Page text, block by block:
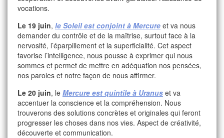
vocations.
Le 19 juin, le Soleil est conjoint à Mercure et va nous
demander du contrôle et de la maîtrise, surtout face à la
nervosité, l’éparpillement et la superficialité. Cet aspect
favorise l’intelligence, nous pousse à exprimer qui nous
sommes et permet de mettre en adéquation nos pensées,
nos paroles et notre façon de nous affirmer.
Le 20 juin, le Mercure est quintile à Uranus et va
accentuer la conscience et la compréhension. Nous
trouverons des solutions concrètes et originales qui feront
progresser les choses dans nos vies. Aspect de créativité,
découverte et communication.